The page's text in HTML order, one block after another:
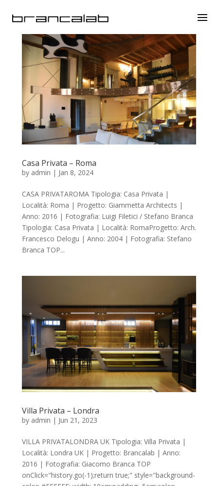
Casa Privata – Roma
by admin | Jan 8, 2024
CASA PRIVATAROMA Tipologia: Casa Privata |
Località: Roma | Progetto: Giammetta Architects |
Anno: 2016 | Fotografia: Luigi Filetici / Stefano Branca
Tipologia: Casa Privata | Località: RomaProgetto: Arch.
Francesco Delogu | Anno: 2004 | Fotografia: Stefano
Branca TOP...
Villa Privata – Londra
by admin | Jun 21, 2023
VILLA PRIVATALONDRA UK Tipologia: Villa Privata |
Località: Londra UK | Progetto: Brancalab | Anno:
2016 | Fotografia: Giacomo Branca TOP
onClick="history.go(-1);return true;" style="background-